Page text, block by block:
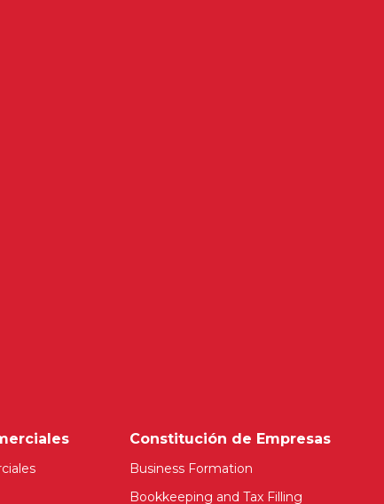
Constitución de Empresas
Business Formation
Bookkeeping and Tax Filling